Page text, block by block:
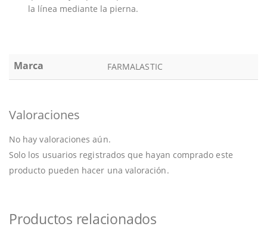
la línea mediante la pierna.
Marca FARMALASTIC
Valoraciones
No hay valoraciones aún.
Solo los usuarios registrados que hayan comprado este
producto pueden hacer una valoración.
Productos relacionados